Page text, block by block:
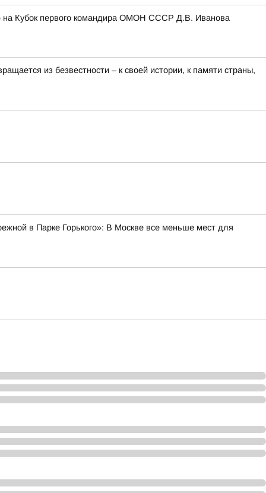
на Кубок первого командира ОМОН СССР Д.В. Иванова
из безвестности – к своей истории, к памяти страны,
в Парке Горького»: В Москве все меньше мест для